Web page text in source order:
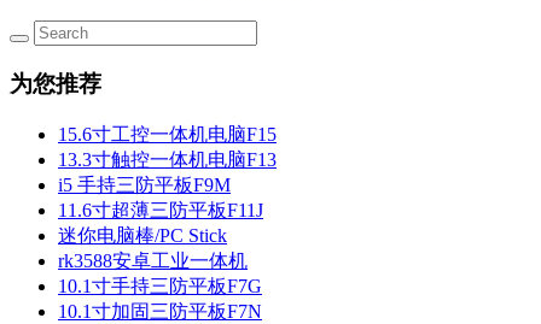
为您推荐
15.6寸工控一体机电脑F15
13.3寸触控一体机电脑F13
i5 手持三防平板F9M
11.6寸超薄三防平板F11J
迷你电脑棒/PC Stick
rk3588安卓工业一体机
10.1寸手持三防平板F7G
10.1寸加固三防平板F7N